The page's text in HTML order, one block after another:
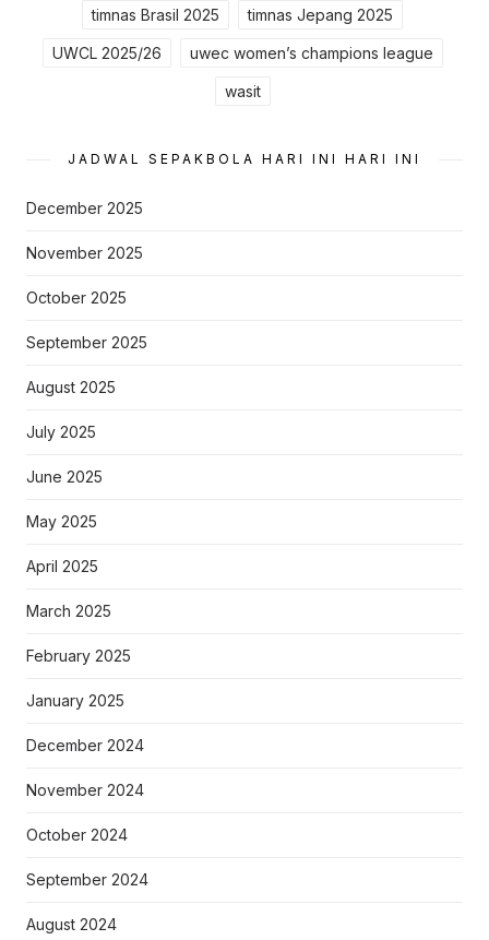
timnas Brasil 2025 timnas Jepang 2025
UWCL 2025/26 uwec women’s champions league
wasit
JADWAL SEPAKBOLA HARI INI HARI INI
December 2025
November 2025
October 2025
September 2025
August 2025
July 2025
June 2025
May 2025
April 2025
March 2025
February 2025
January 2025
December 2024
November 2024
October 2024
September 2024
August 2024